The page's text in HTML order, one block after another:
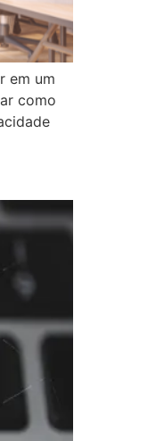
em um
como